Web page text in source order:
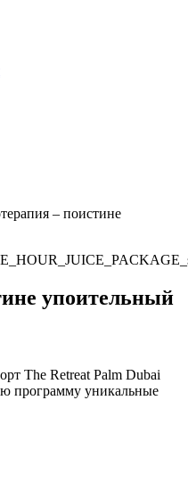
– поистине
упоительный
The Retreat Palm Dubai
программу уникальные